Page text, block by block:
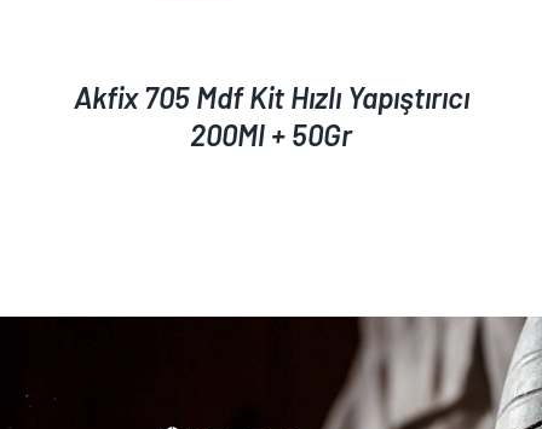
Akfix 705 Mdf Kit Hızlı Yapıştırıcı
200Ml + 50Gr